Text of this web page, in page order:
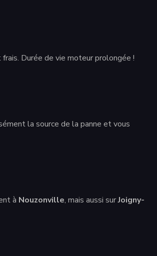
Durée de vie moteur prolongée !
la source de la panne et vous
à Nouzonville, mais aussi surJoigny-